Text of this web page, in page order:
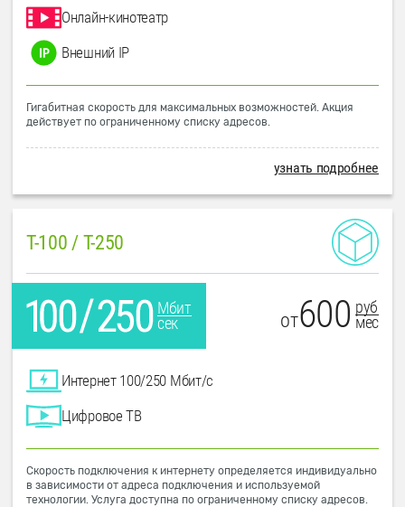
Онлайн-кинотеатр
Внешний IP
Гигабитная скорость для максимальных возможностей. Акция
действует по ограниченному списку адресов.
узнать подробнее
T-100 / T-250
Мбит
сек
от600 руб
мес
Интернет 100/250 Мбит/с
Цифровое ТВ
Скорость подключения к интернету определяется индивидуально
в зависимости от адреса подключения и используемой
технологии. Услуга доступна по ограниченному списку адресов.